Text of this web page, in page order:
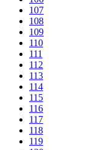
107
108
109
110
111
112
113
114
115
116
117
118
119